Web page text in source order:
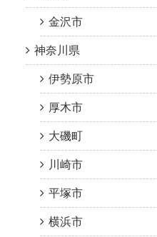
金沢市
神奈川県
伊勢原市
厚木市
大磯町
川崎市
平塚市
横浜市